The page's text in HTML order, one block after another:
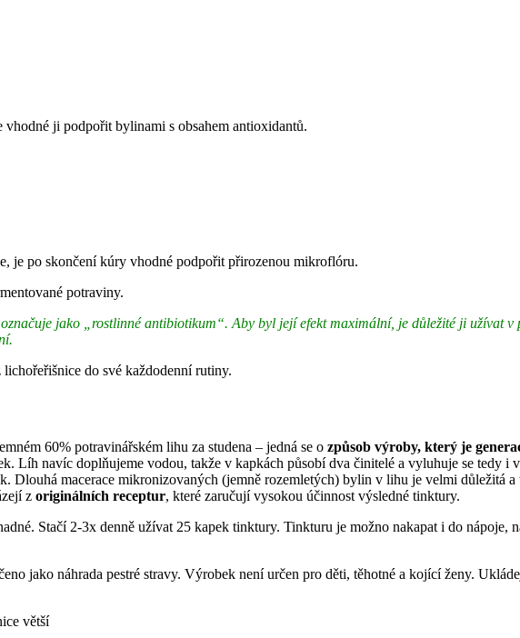
ji podpořit bylinami s obsahem antioxidantů.
je po skončení kúry vhodné podpořit přirozenou mikroflóru.
potraviny.
jako „rostlinné antibiotikum“. Aby byl její efekt maximální, je důležité ji užívat
do své každodenní rutiny.
60% potravinářském lihu za studena – jedná se o způsob výroby, který je
Líh navíc doplňujeme vodou, takže v kapkách působí dva činitelé a vyluhuje se tedy
Dlouhá macerace mikronizovaných (jemně rozemletých) bylin v lihu je velmi důležitá
z originálních receptur, které zaručují vysokou účinnost výsledné tinktury.
Stačí 2-3x denně užívat 25 kapek tinktury. Tinkturu je možno nakapat i do nápoje,
jako náhrada pestré stravy. Výrobek není určen pro děti, těhotné a kojící ženy.
větší